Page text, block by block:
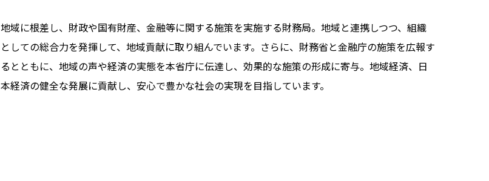
地域に根差し、財政や国有財産、金融等に関する施策を実施する財務局。地域と連携しつつ、組織
としての総合力を発揮して、地域貢献に取り組んでいます。さらに、財務省と金融庁の施策を広報す
るとともに、地域の声や経済の実態を本省庁に伝達し、効果的な施策の形成に寄与。地域経済、日
本経済の健全な発展に貢献し、安心で豊かな社会の実現を目指しています。